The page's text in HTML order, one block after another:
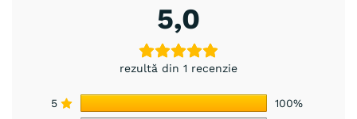
5,0
rezultă din 1 recenzie
5
100%